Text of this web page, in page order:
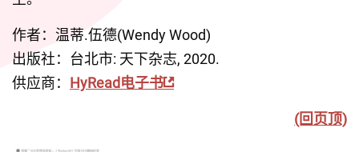
作者：温蒂.伍德(Wendy Wood)
出版社：台北市: 天下杂志, 2020.
供应商： HyRead电子书
(回页顶)